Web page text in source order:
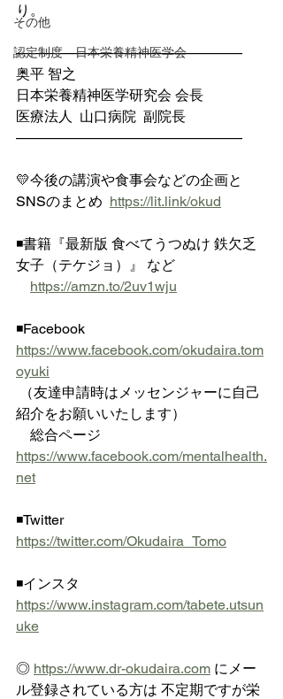
その他
認定制度 日本栄養精神医学会
り。
————————————————
奥平 智之
日本栄養精神医学研究会 会長
医療法人  山口病院  副院長
————————————————
💛今後の講演や食事会などの企画と
SNSのまとめ https://lit.link/okud
◾️書籍『最新版 食べてうつぬけ 鉄欠乏
女子（テケジョ）』 など
https://amzn.to/2uv1wju
◾️Facebook
https://www.facebook.com/okudaira.tom
oyuki
紹介をお願いいたします）
総合ページ
https://www.facebook.com/mentalhealth.
net
◾️Twitter
https://twitter.com/Okudaira_Tomo
◾️インスタ
https://www.instagram.com/tabete.utsun
uke
◎ https://www.dr-okudaira.com にメー
ル登録されている方は 不定期ですが栄